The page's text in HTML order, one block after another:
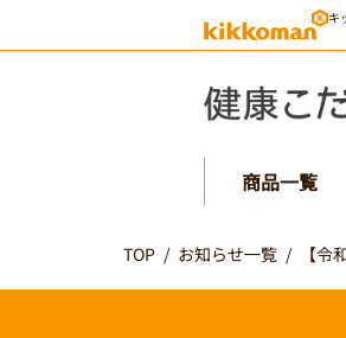
キ
商品一覧
TOP / お知らせ一覧 / 【